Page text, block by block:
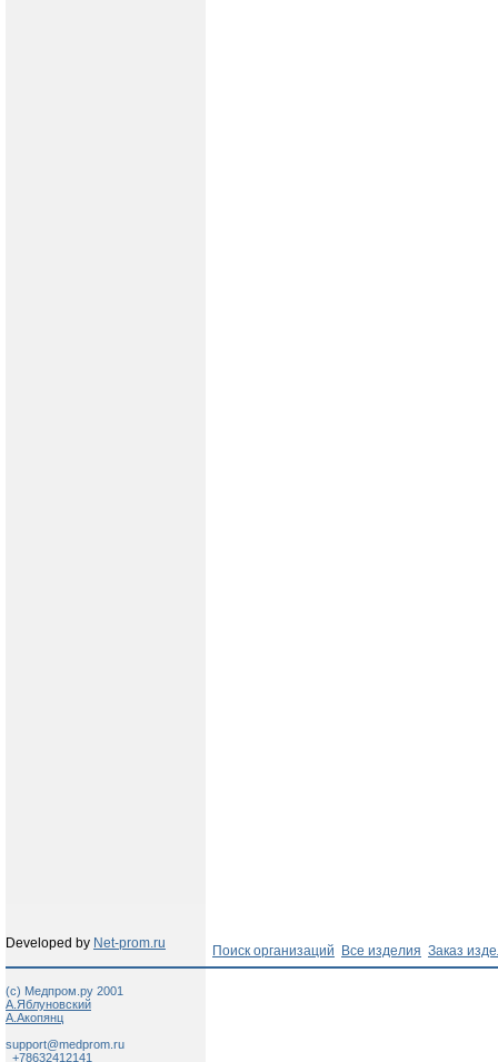
Developed by Net-prom.ru Поиск организаций Все изделия Заказ
(c) Медпром.ру 2001
А.Яблуновский
А.Акопянц
support@medprom.ru
+78632412141